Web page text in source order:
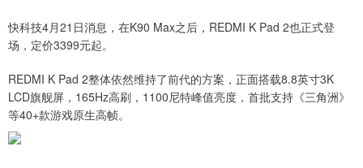
快科技4月21日消息，在K90 Max之后，REDMI K Pad 2也正式登
场，定价3399元起。
REDMI K Pad 2整体依然维持了前代的方案，正面搭载8.8英寸3K
LCD旗舰屏，165Hz高刷，1100尼特峰值亮度，首批支持《三角洲》
等40+款游戏原生高帧。